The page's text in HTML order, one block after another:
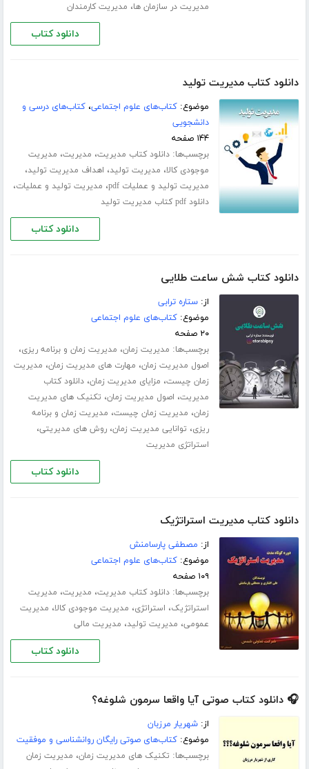
مدیریت در سازمان ها، مدیریت کارمندان
دانلود کتاب
دانلود کتاب مدیریت تولید
موضوع:کتاب‌های علوم اجتماعی،کتاب‌های درسی و
دانشجویی
۱۴۴ صفحه
برچسب‌ها:دانلود کتاب مدیریت، مدیریت، مدیریت
موجودی کالا، مدیریت تولید، اهداف مدیریت تولید،
مدیریت تولید و عملیات pdf ، مدیریت تولید و عملیات،
دانلود pdf کتاب مدیریت تولید
دانلود کتاب
دانلود کتاب شش ساعت طلایی
از:ستاره ترابی
موضوع:کتاب‌های علوم اجتماعی
۲۰ صفحه
برچسب‌ها: مدیریت زمان، مدیریت زمان و برنامه ریزی،
اصول مدیریت زمان، مهارت های مدیریت زمان، مدیریت
زمان چیست، مزایای مدیریت زمان،دانلود کتاب
مدیریت، اصول مدیریت زمان، تکنیک های مدیریت
زمان، مدیریت زمان چیست، مدیریت زمان و برنامه
ریزی، توانایی مدیریت زمان،روش های مدیریتی،
استراتژی مدیریت
دانلود کتاب
دانلود کتاب مدیریت استراتژیک
از: مصطفی پارسامنش
موضوع:کتاب‌های علوم اجتماعی
۱۰۹ صفحه
برچسب‌ها:دانلود کتاب مدیریت، مدیریت، مدیریت
استراتژیک، استراتژی، مدیریت موجودی کالا، مدیریت
عمومی، مدیریت تولید، مدیریت مالی
دانلود کتاب
🎧 دانلود کتاب صوتی آیا واقعا سرمون شلوغه؟
از:شهریار مرزبان
موضوع:کتاب‌های صوتی رایگان روانشناسی و موفقیت
برچسب‌ها: تکنیک های مدیریت زمان، مدیریت زمان